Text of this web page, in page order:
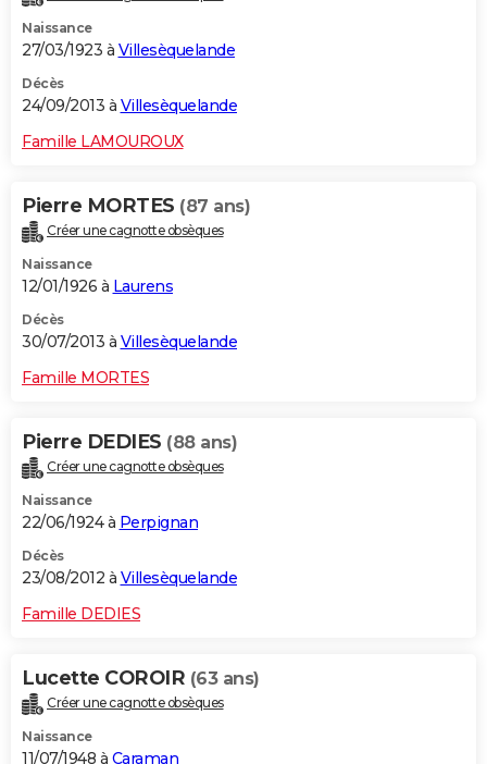
Naissance
27/03/1923 à Villesèquelande
Décès
24/09/2013 à Villesèquelande
Famille LAMOUROUX
Pierre MORTES (87 ans)
Créer une cagnotte obsèques
Naissance
12/01/1926 à Laurens
Décès
30/07/2013 à Villesèquelande
Famille MORTES
Pierre DEDIES (88 ans)
Créer une cagnotte obsèques
Naissance
22/06/1924 à Perpignan
Décès
23/08/2012 à Villesèquelande
Famille DEDIES
Lucette COROIR (63 ans)
Créer une cagnotte obsèques
Naissance
11/07/1948 à Caraman